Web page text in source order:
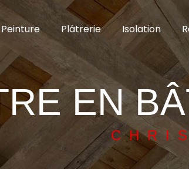
Peinture Plâtrerie Isolation
EN